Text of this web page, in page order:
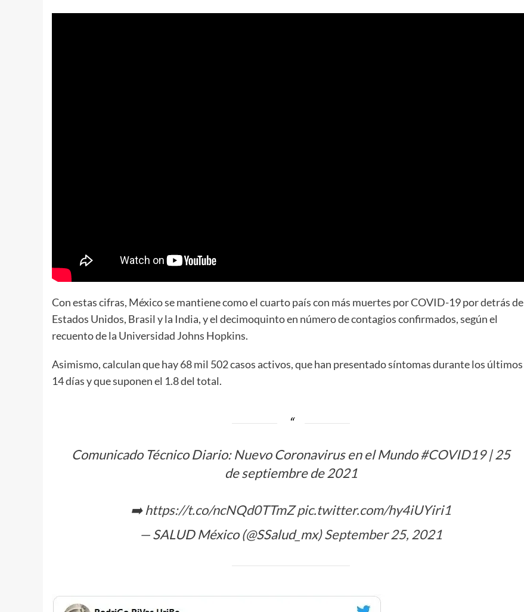
Con estas cifras, México se mantiene como el cuarto país con más muertes por COVID-19 por detrás de
Estados Unidos, Brasil y la India, y el decimoquinto en número de contagios confirmados, según el
recuento de la Universidad Johns Hopkins.
Asimismo, calculan que hay 68 mil 502 casos activos, que han presentado síntomas durante los últimos
14 días y que suponen el 1.8 del total.
Comunicado Técnico Diario: Nuevo Coronavirus en el Mundo#COVID19| 25
de septiembre de 2021
➡️https://t.co/ncNQd0TTmZpic.twitter.com/hy4iUYiri1
— SALUD México (@SSalud_mx)September 25, 2021